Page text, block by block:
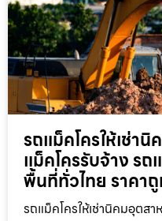
รถแม็คโครให้เช่า
แม็คโครรับจ้าง รถ
พื้นที่ทั่วไทย ราคา
รถแม็คโครให้เช่านิคมอุตสา